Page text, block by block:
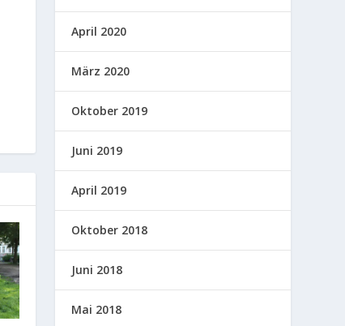
April 2020
März 2020
Oktober 2019
Juni 2019
April 2019
Oktober 2018
Juni 2018
Mai 2018